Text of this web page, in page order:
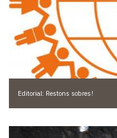
Editorial: Restons sobres !